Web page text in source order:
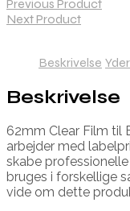
Previous Product
Next Product
Beskrivelse
Beskrivelse
62mm Clear Film til
arbejder med
skabe
bruges i forskellige
vide om dette